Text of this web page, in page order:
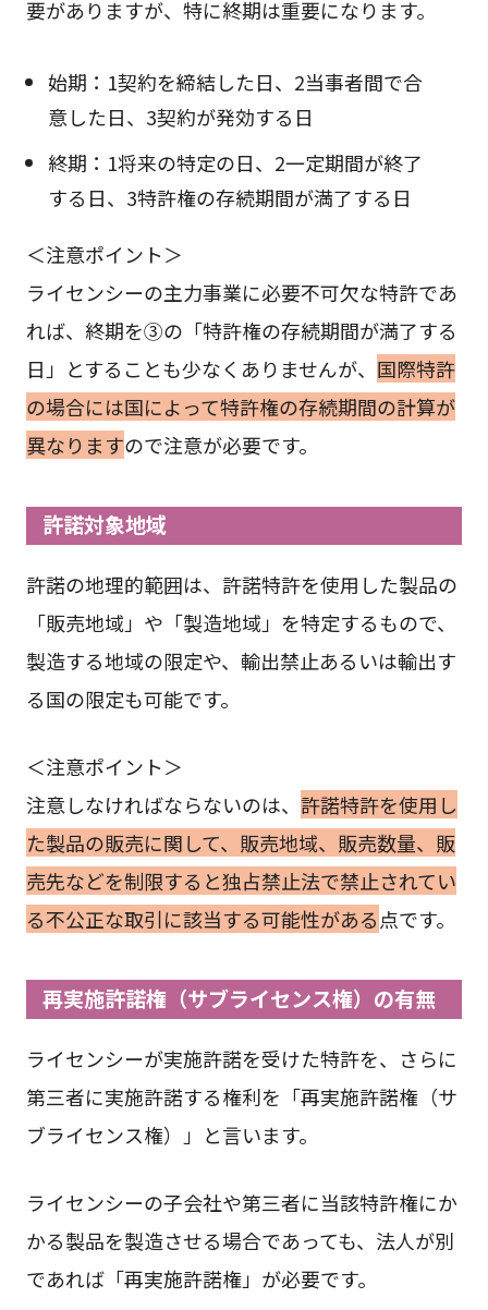
要がありますが、特に終期は重要になります。
始期：1契約を締結した日、2当事者間で合
意した日、3契約が発効する日
終期：1将来の特定の日、2一定期間が終了
する日、3特許権の存続期間が満了する日
＜注意ポイント＞
ライセンシーの主力事業に必要不可欠な特許であ
れば、終期を③の「特許権の存続期間が満了する
日」とすることも少なくありませんが、 国際特許
の場合には国によって特許権の存続期間の計算が
異なりますので注意が必要です。
許諾対象地域
許諾の地理的範囲は、許諾特許を使用した製品の
「販売地域」や「製造地域」を特定するもので、
製造する地域の限定や、輸出禁止あるいは輸出す
る国の限定も可能です。
＜注意ポイント＞
注意しなければならないのは、 許諾特許を使用し
た製品の販売に関して、販売地域、販売数量、販
売先などを制限すると独占禁止法で禁止されてい
る不公正な取引に該当する可能性がある点です。
再実施許諾権（サブライセンス権）の有無
ライセンシーが実施許諾を受けた特許を、さらに
第三者に実施許諾する権利を「再実施許諾権（サ
ブライセンス権）」と言います。
ライセンシーの子会社や第三者に当該特許権にか
かる製品を製造させる場合であっても、法人が別
であれば「再実施許諾権」が必要です。